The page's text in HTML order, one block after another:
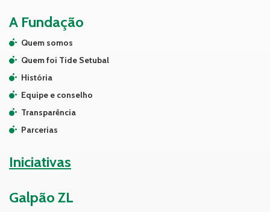
A Fundação
Quem somos
Quem foi Tide Setubal
História
Equipe e conselho
Transparência
Parcerias
Iniciativas
Galpão ZL